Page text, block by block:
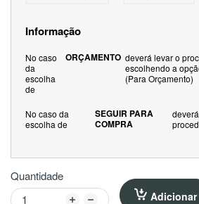
Informação
No caso
da
escolha
de
ORÇAMENTO deverá levar o
escolhendo a
(Para Orçamento)
No caso da
escolha de
SEGUIR PARA
COMPRA
Quantidade
Adicionar